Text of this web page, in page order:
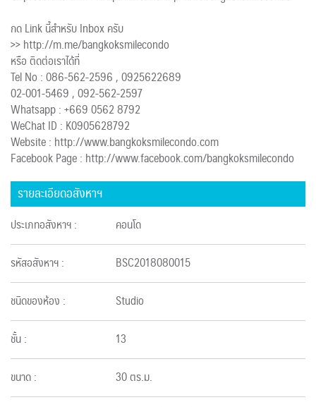
กด Link นี้สำหรับ Inbox ครับ
>> http://m.me/bangkoksmilecondo
หรือ ติดต่อเราได้ที่
Tel No : 086-562-2596 , 0925622689
02-001-5469 , 092-562-2597
Whatsapp : +669 0562 8792
WeChat ID : K0905628792
Website : http://www.bangkoksmilecondo.com
Facebook Page : http://www.facebook.com/bangkoksmilecondo
รายละเอียดอสังหาฯ
ประเภทอสังหาฯ : คอนโด
รหัสอสังหาฯ : BSC2018080015
ชนิดของห้อง : Studio
ชั้น : 13
ขนาด : 30 ตร.ม.